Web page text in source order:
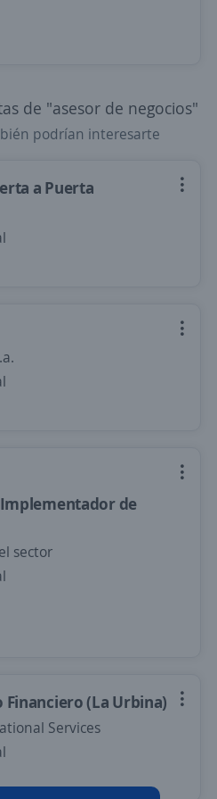
de "asesor de negocios"
podrían interesarte
a Puerta
de
sector
(La Urbina)
Services